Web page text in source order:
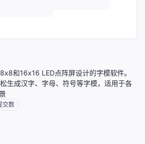
和16x16 LED点阵屏设计的字模软件。
生成汉字、字母、符号等字模，适用于各
交数